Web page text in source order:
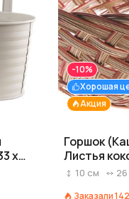
x
Акция
Хорошая
-10%
Горшок
Листья
26 см H 10
10 см 26
Заказали142